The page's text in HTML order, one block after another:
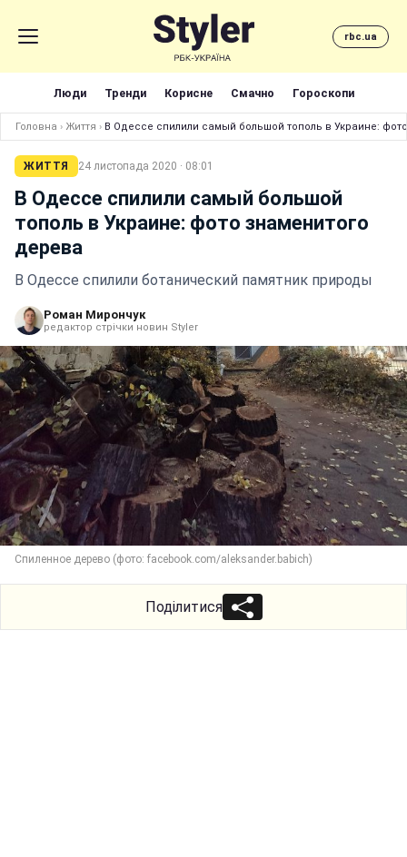
rbc.ua
Люди Тренди Корисне Смачно Гороскопи
Головна › Життя › В Одессе спилили самый большой тополь в Украине:
ЖИТТЯ 24 листопада 2020 · 08:01
В Одессе спилили самый большой
тополь в Украине: фото знаменитого
дерева
В Одессе спилили ботанический памятник природы
Роман Мирончук
редактор стрічки новин Styler
Спиленное дерево (фото: facebook.com/aleksander.babich)
Поділитися